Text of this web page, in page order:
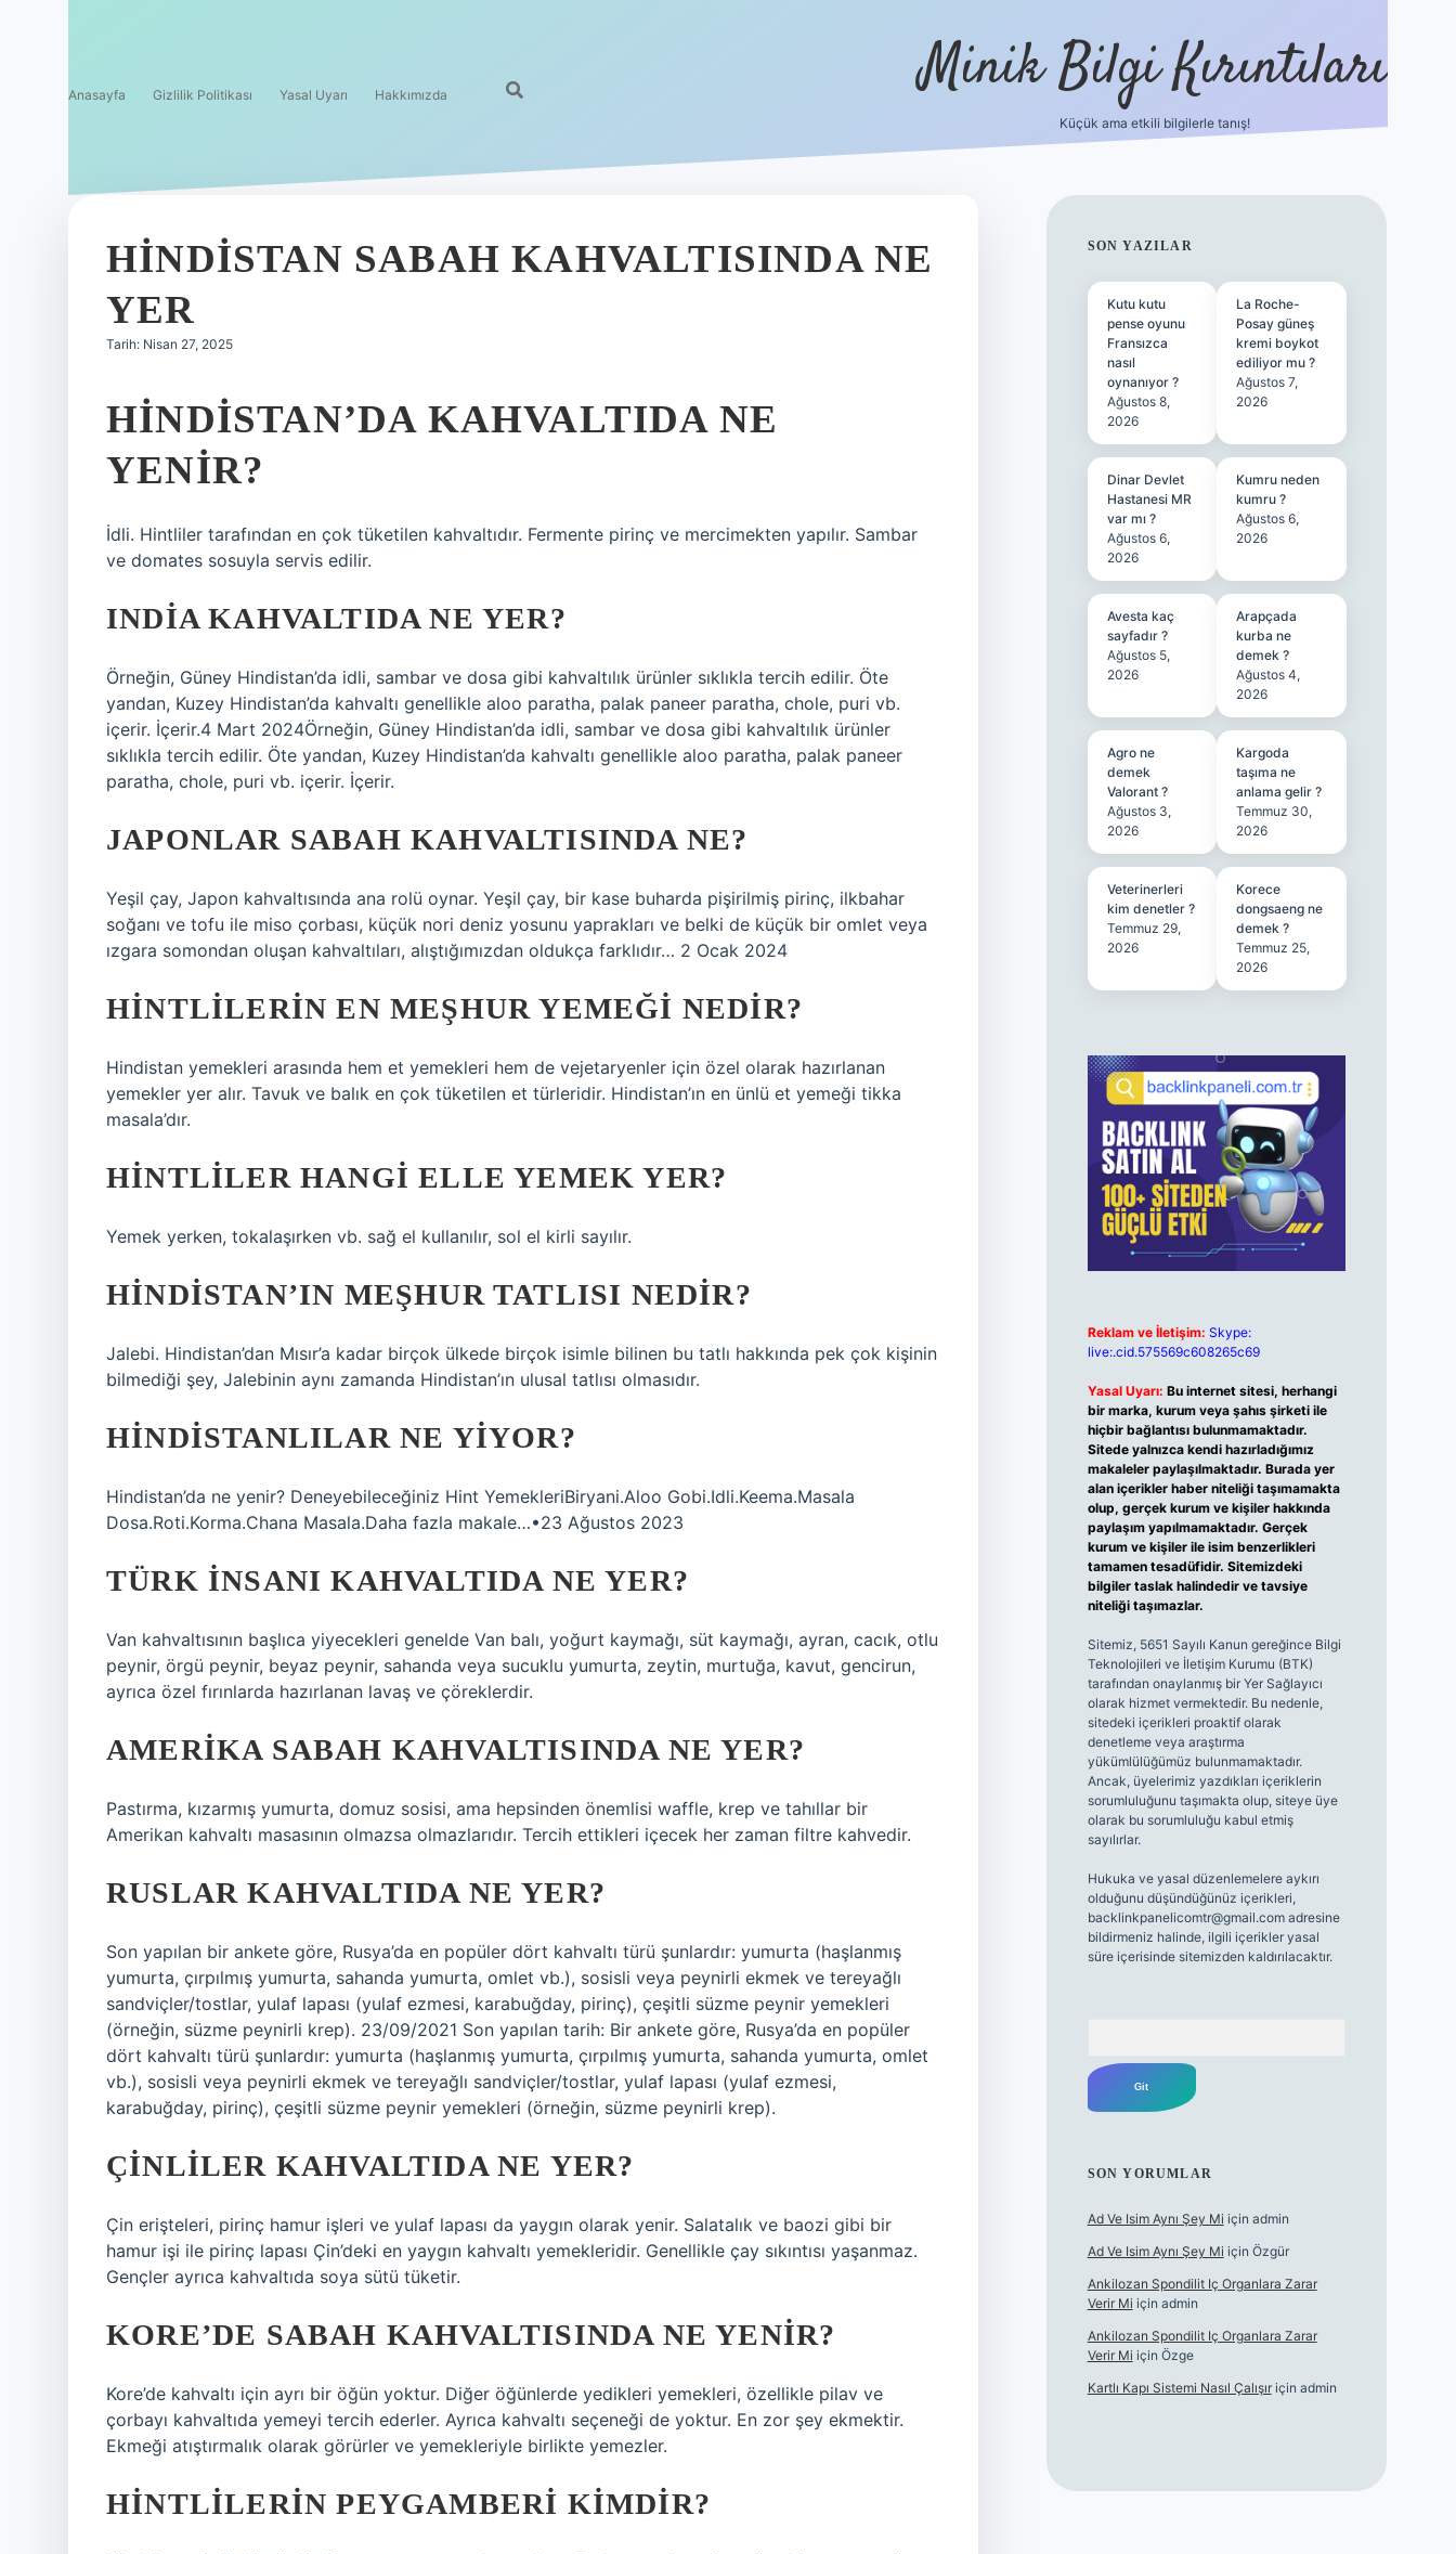
Anasayfa Gizlilik Politikası Yasal Uyarı Hakkımızda Minik Bilgi Kırıntıları
Küçük ama etkili bilgilerle tanış!
HINDISTAN SABAH KAHVALTISINDA NE
YER
Tarih: Nisan 27, 2025
HINDISTAN’DA KAHVALTIDA NE
YENIR?
İdli. Hintliler tarafından en çok tüketilen kahvaltıdır. Fermente pirinç ve mercimekten yapılır. Sambar
ve domates sosuyla servis edilir.
INDIA KAHVALTIDA NE YER?
Örneğin, Güney Hindistan’da idli, sambar ve dosa gibi kahvaltılık ürünler sıklıkla tercih edilir. Öte
yandan, Kuzey Hindistan’da kahvaltı genellikle aloo paratha, palak paneer paratha, chole, puri vb.
içerir. İçerir.4 Mart 2024Örneğin, Güney Hindistan’da idli, sambar ve dosa gibi kahvaltılık ürünler
sıklıkla tercih edilir. Öte yandan, Kuzey Hindistan’da kahvaltı genellikle aloo paratha, palak paneer
paratha, chole, puri vb. içerir. İçerir.
JAPONLAR SABAH KAHVALTISINDA NE?
Yeşil çay, Japon kahvaltısında ana rolü oynar. Yeşil çay, bir kase buharda pişirilmiş pirinç, ilkbahar
soğanı ve tofu ile miso çorbası, küçük nori deniz yosunu yaprakları ve belki de küçük bir omlet veya
ızgara somondan oluşan kahvaltıları, alıştığımızdan oldukça farklıdır… 2 Ocak 2024
HINTLILERIN EN MEŞHUR YEMEĞI NEDIR?
Hindistan yemekleri arasında hem et yemekleri hem de vejetaryenler için özel olarak hazırlanan
yemekler yer alır. Tavuk ve balık en çok tüketilen et türleridir. Hindistan’ın en ünlü et yemeği tikka
masala’dır.
HINTLILER HANGI ELLE YEMEK YER?
Yemek yerken, tokalaşırken vb. sağ el kullanılır, sol el kirli sayılır.
HINDISTAN’IN MEŞHUR TATLISI NEDIR?
Jalebi. Hindistan’dan Mısır’a kadar birçok ülkede birçok isimle bilinen bu tatlı hakkında pek çok kişinin
bilmediği şey, Jalebinin aynı zamanda Hindistan’ın ulusal tatlısı olmasıdır.
HINDISTANLILAR NE YIYOR?
Hindistan’da ne yenir? Deneyebileceğiniz Hint YemekleriBiryani.Aloo Gobi.Idli.Keema.Masala
Dosa.Roti.Korma.Chana Masala.Daha fazla makale…•23 Ağustos 2023
TÜRK INSANI KAHVALTIDA NE YER?
Van kahvaltısının başlıca yiyecekleri genelde Van balı, yoğurt kaymağı, süt kaymağı, ayran, cacık, otlu
peynir, örgü peynir, beyaz peynir, sahanda veya sucuklu yumurta, zeytin, murtuğa, kavut, gencirun,
ayrıca özel fırınlarda hazırlanan lavaş ve çöreklerdir.
AMERIKA SABAH KAHVALTISINDA NE YER?
Pastırma, kızarmış yumurta, domuz sosisi, ama hepsinden önemlisi waffle, krep ve tahıllar bir
Amerikan kahvaltı masasının olmazsa olmazlarıdır. Tercih ettikleri içecek her zaman filtre kahvedir.
RUSLAR KAHVALTIDA NE YER?
Son yapılan bir ankete göre, Rusya’da en popüler dört kahvaltı türü şunlardır: yumurta (haşlanmış
yumurta, çırpılmış yumurta, sahanda yumurta, omlet vb.), sosisli veya peynirli ekmek ve tereyağlı
sandviçler/tostlar, yulaf lapası (yulaf ezmesi, karabuğday, pirinç), çeşitli süzme peynir yemekleri
(örneğin, süzme peynirli krep). 23/09/2021 Son yapılan tarih: Bir ankete göre, Rusya’da en popüler
dört kahvaltı türü şunlardır: yumurta (haşlanmış yumurta, çırpılmış yumurta, sahanda yumurta, omlet
vb.), sosisli veya peynirli ekmek ve tereyağlı sandviçler/tostlar, yulaf lapası (yulaf ezmesi,
karabuğday, pirinç), çeşitli süzme peynir yemekleri (örneğin, süzme peynirli krep).
ÇINLILER KAHVALTIDA NE YER?
Çin erişteleri, pirinç hamur işleri ve yulaf lapası da yaygın olarak yenir. Salatalık ve baozi gibi bir
hamur işi ile pirinç lapası Çin’deki en yaygın kahvaltı yemekleridir. Genellikle çay sıkıntısı yaşanmaz.
Gençler ayrıca kahvaltıda soya sütü tüketir.
KORE’DE SABAH KAHVALTISINDA NE YENIR?
Kore’de kahvaltı için ayrı bir öğün yoktur. Diğer öğünlerde yedikleri yemekleri, özellikle pilav ve
çorbayı kahvaltıda yemeyi tercih ederler. Ayrıca kahvaltı seçeneği de yoktur. En zor şey ekmektir.
Ekmeği atıştırmalık olarak görürler ve yemekleriyle birlikte yemezler.
HINTLILERIN PEYGAMBERI KIMDIR?
SIDEBAR
SON YAZILAR
Kutu kutu
pense oyunu
Fransızca
nasıl
oynanıyor ?
Ağustos 8,
2026
La Roche-
Posay güneş
kremi boykot
ediliyor mu ?
Ağustos 7,
2026
Dinar Devlet
Hastanesi MR
var mı ?
Ağustos 6,
2026
Kumru neden
kumru ?
Ağustos 6,
2026
Avesta kaç
sayfadır ?
Ağustos 5,
2026
Arapçada
kurba ne
demek ?
Ağustos 4,
2026
Agro ne
demek
Valorant ?
Ağustos 3,
2026
Kargoda
taşıma ne
anlama gelir ?
Temmuz 30,
2026
Veterinerleri
kim denetler ?
Temmuz 29,
2026
Korece
dongsaeng ne
demek ?
Temmuz 25,
2026
Reklam ve İletişim: Skype:
live:.cid.575569c608265c69
Yasal Uyarı: Bu internet sitesi, herhangi
bir marka, kurum veya şahıs şirketi ile
hiçbir bağlantısı bulunmamaktadır.
Sitede yalnızca kendi hazırladığımız
makaleler paylaşılmaktadır. Burada yer
alan içerikler haber niteliği taşımamakta
olup, gerçek kurum ve kişiler hakkında
paylaşım yapılmamaktadır. Gerçek
kurum ve kişiler ile isim benzerlikleri
tamamen tesadüfidir. Sitemizdeki
bilgiler taslak halindedir ve tavsiye
niteliği taşımazlar.
Sitemiz, 5651 Sayılı Kanun gereğince Bilgi
Teknolojileri ve İletişim Kurumu (BTK)
tarafından onaylanmış bir Yer Sağlayıcı
olarak hizmet vermektedir. Bu nedenle,
sitedeki içerikleri proaktif olarak
denetleme veya araştırma
yükümlülüğümüz bulunmamaktadır.
Ancak, üyelerimiz yazdıkları içeriklerin
sorumluluğunu taşımakta olup, siteye üye
olarak bu sorumluluğu kabul etmiş
sayılırlar.
Hukuka ve yasal düzenlemelere aykırı
olduğunu düşündüğünüz içerikleri,
backlinkpanelicomtr@gmail.comadresine
bildirmeniz halinde, ilgili içerikler yasal
süre içerisinde sitemizden kaldırılacaktır.
SON YORUMLAR
Ad Ve Isim Aynı Şey Mi için admin
Ad Ve Isim Aynı Şey Mi için Özgür
Ankilozan Spondilit Iç Organlara Zarar
Verir Mi için admin
Ankilozan Spondilit Iç Organlara Zarar
Verir Mi için Özge
Kartlı Kapı Sistemi Nasıl Çalışıriçin admin
ilbet